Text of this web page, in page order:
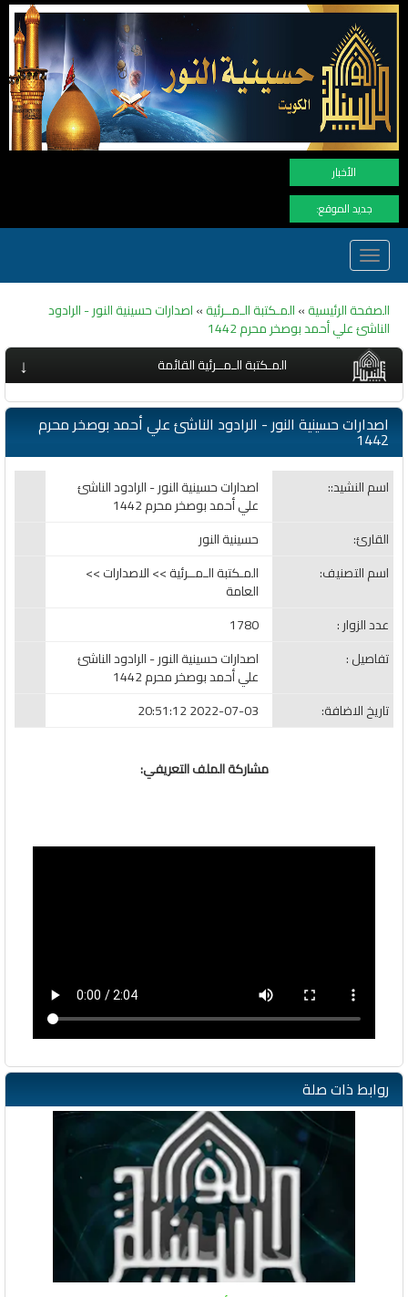
الأخبار
جديد الموقع:
Toggle
navigation
الصفحة الرئيسية»المـكتبة الـمــرئية»اصدارات حسينية النور - الرادود
الناشئ علي أحمد بوصخر محرم 1442
↓ المـكتبة الـمــرئية القائمة
اصدارات حسينية النور - الرادود الناشئ علي أحمد بوصخر محرم
1442
اسم النشيد:: اصدارات حسينية النور - الرادود الناشئ
علي أحمد بوصخر محرم 1442
القارئ:
حسينية النور
اسم التصنيف:
المـكتبة الـمــرئية >> الاصدارات >>
العامة
عدد الزوار :
1780
تفاصيل :
اصدارات حسينية النور - الرادود الناشئ
علي أحمد بوصخر محرم 1442
تاريخ الاضافة:
2022-07-03 20:51:12
مشاركة الملف التعريفي:
روابط ذات صلة